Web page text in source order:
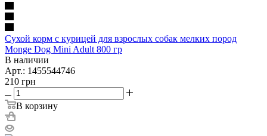
Сухой корм с курицей для взрослых собак мелких пород
Monge Dog Mini Adult 800 гр
В наличии
Арт.: 1455544746
210 грн
В корзину